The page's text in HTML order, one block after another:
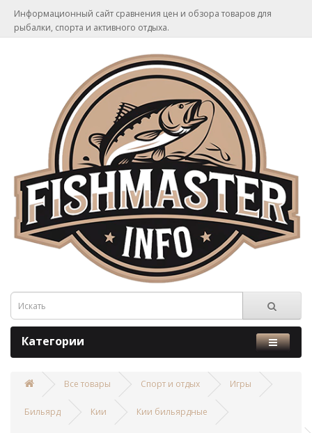
Информационный сайт сравнения цен и обзора товаров для
рыбалки, спорта и активного отдыха.
Категории
Все товары Спорт и отдых Игры
Бильярд Кии Кии бильярдные